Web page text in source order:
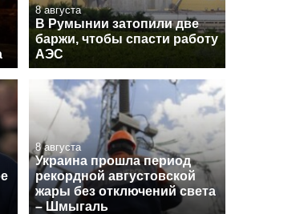
8 августа
В Румынии затопили две
баржи, чтобы спасти работу
АЭС
8 августа
Украина прошла период
рекордной августовской
жары без отключений света
– Шмыгаль